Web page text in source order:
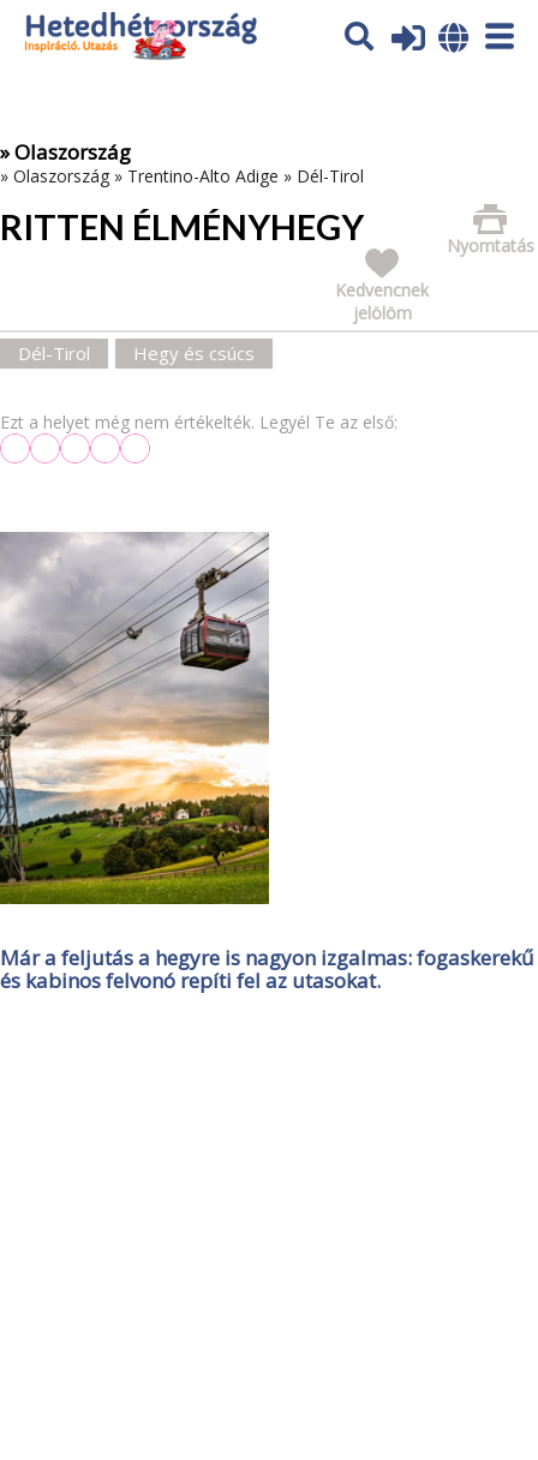
Az oldal sütiket (cookies) használ. További tájékoztatás itt:
Adatvédelmi tájékoztató
» Olaszország
» Olaszország » Trentino-Alto Adige » Dél-Tirol
RITTEN ÉLMÉNYHEGY
Nyomtatás
Kedvencnek
jelölöm
Dél-Tirol Hegy és csúcs
Ezt a helyet még nem értékelték. Legyél Te az első:
Már a feljutás a hegyre is nagyon izgalmas: fogaskerekű
és kabinos felvonó repíti fel az utasokat.